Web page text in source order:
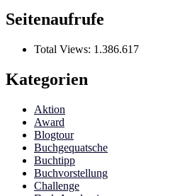
Seitenaufrufe
Total Views: 1.386.617
Kategorien
Aktion
Award
Blogtour
Buchgequatsche
Buchtipp
Buchvorstellung
Challenge